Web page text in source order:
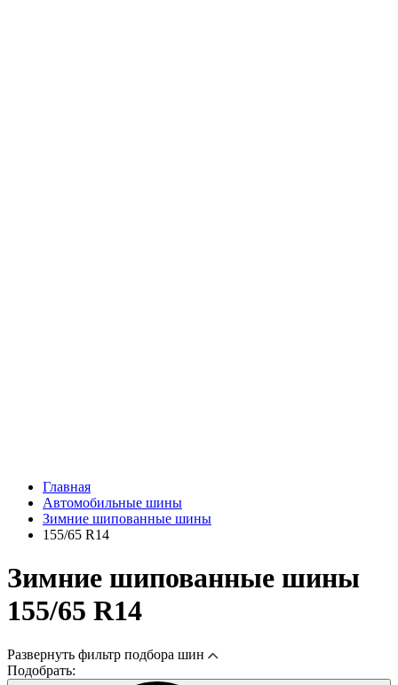
Главная
Автомобильные шины
Зимние шипованные шины
155/65 R14
Зимние шипованные шины
155/65 R14
Развернуть фильтр подбора шин
Подобрать: